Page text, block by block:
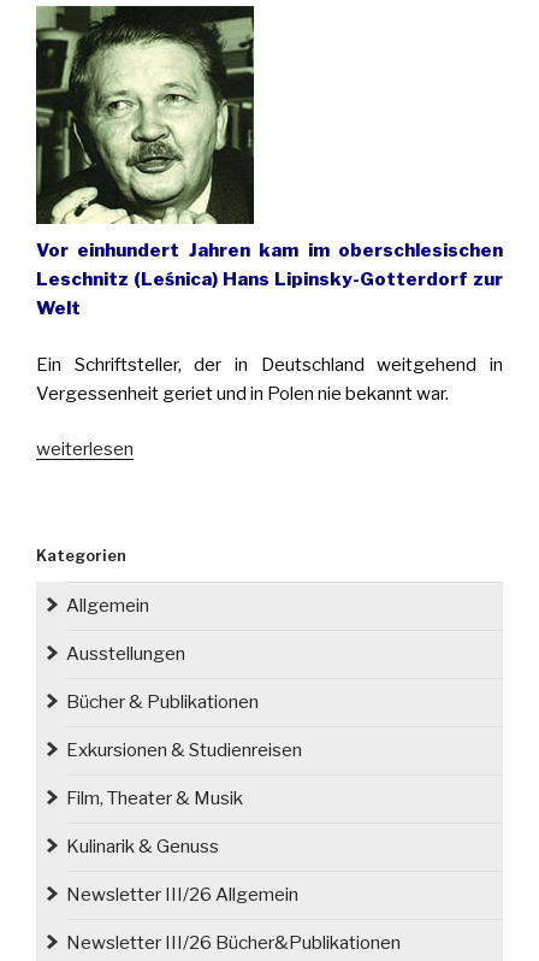
Wrocław
(Breslau)“
Vor einhundert Jahren kam im oberschlesischen
Leschnitz (Leśnica) Hans Lipinsky-Gotterdorf zur
Welt
Ein Schriftsteller, der in Deutschland weitgehend in
Vergessenheit geriet und in Polen nie bekannt war.
„Zur
Schriftsteller
Hans
Gottersdorf
1991)“
weiterlesen
Kategorien
Allgemein
Ausstellungen
Bücher & Publikationen
Exkursionen & Studienreisen
Film, Theater & Musik
Kulinarik & Genuss
Newsletter III/26 Allgemein
Newsletter III/26 Bücher&Publikationen